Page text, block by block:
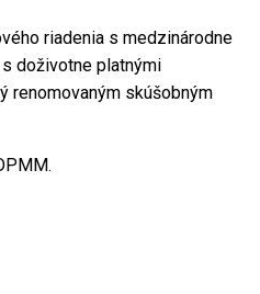
riadenia s medzinárodne
doživotne platnými
renomovaným skúšobným